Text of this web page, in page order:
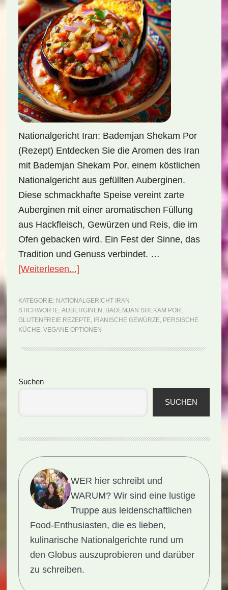
Nationalgericht Iran: Bademjan Shekam Por
(Rezept) Entdecken Sie die Aromen des Iran
mit Bademjan Shekam Por, einem köstlichen
Nationalgericht aus gefüllten Auberginen.
Diese schmackhafte Speise vereint zarte
Auberginen mit einer aromatischen Füllung
aus Hackfleisch, Gewürzen und Reis, die im
Ofen gebacken wird. Ein Fest der Sinne, das
Tradition und Genuss verbindet. …
[Weiterlesen...]ÜberNationalgericht
Bademjan
Shekam
Por
KATEGORIE: NATIONALGERICHT IRAN
STICHWORTE: AUBERGINEN , BADEMJAN SHEKAM POR,
GLUTENFREIE REZEPTE, IRANISCHE GEWÜRZE, PERSISCHE
KÜCHE, VEGANE OPTIONEN
Seitenspalte
Suchen
SUCHEN
WER hier schreibt und
WARUM? Wir sind eine lustige
Truppe aus leidenschaftlichen
Food-Enthusiasten, die es lieben,
kulinarische Nationalgerichte rund um
den Globus auszuprobieren und darüber
zu schreiben.